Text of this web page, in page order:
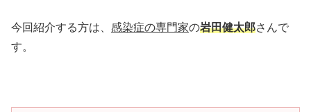
今回紹介する方は、 感染症の専門家の岩田健太郎さんで
す。